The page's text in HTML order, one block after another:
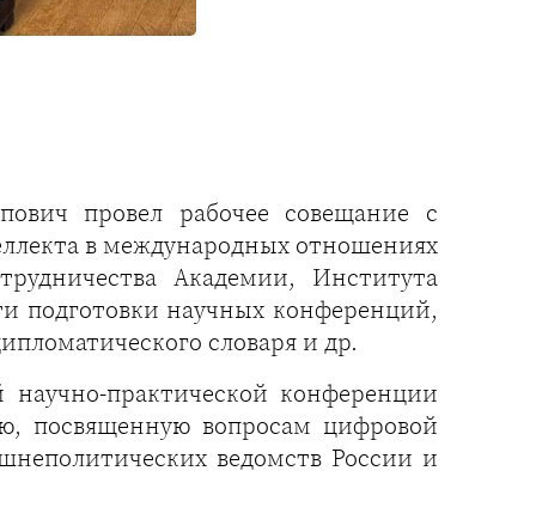
провел рабочее совещание с
в международных отношениях
Академии, Института
подготовки научных конференций,
словаря и др.
практической конференции
посвященную вопросам цифровой
ведомств России и